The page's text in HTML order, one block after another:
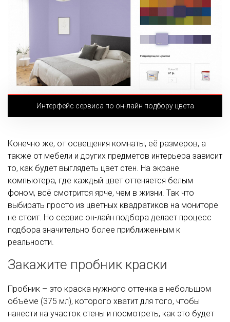
Интерфейс сервиса по он-лайн подбору цвета
Конечно же, от освещения комнаты, её размеров, а
также от мебели и других предметов интерьера зависит
то, как будет выглядеть цвет стен. На экране
компьютера, где каждый цвет оттеняется белым
фоном, всё смотрится ярче, чем в жизни. Так что
выбирать просто из цветных квадратиков на мониторе
не стоит. Но сервис он-лайн подбора делает процесс
подбора значительно более приближенным к
реальности.
Закажите пробник краски
Пробник – это краска нужного оттенка в небольшом
объёме (375 мл), которого хватит для того, чтобы
нанести на участок стены и посмотреть, как это будет